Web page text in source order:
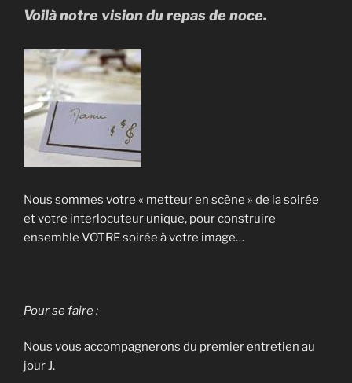
Voilà notre vision du repas de noce.
Nous sommes votre « metteur en scène » de la soirée
et votre interlocuteur unique, pour construire
ensemble VOTRE soirée à votre image…
Pour sefaire :
Nous vous accompagnerons du premier entretien au
jour J.